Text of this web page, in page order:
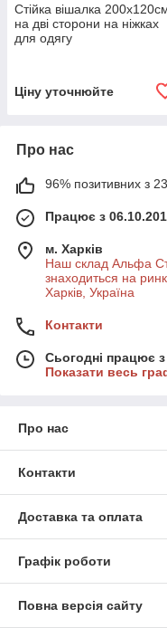
Стійка вішалка
на дві сторони на ніжках
для одягу
Ціну уточнюйте
Про нас
96% позитивних з
Працює з
м. Харків
Наш склад Альфа
знаходиться на
Харків, Україна
Контакти
Сьогодні працює
Показати весь
Про нас
Контакти
Доставка та оплата
Графік роботи
Повна версія сайту